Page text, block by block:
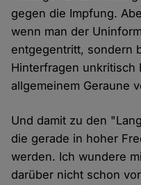
gegen die Impfung.
wenn man der
entgegentritt, sondern
Hinterfragen unkritisch
allgemeinem Geraune
Und damit zu den
die gerade in hoher
werden. Ich wundere
darüber nicht schon